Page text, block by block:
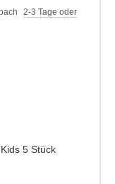
2-3 Tage oder